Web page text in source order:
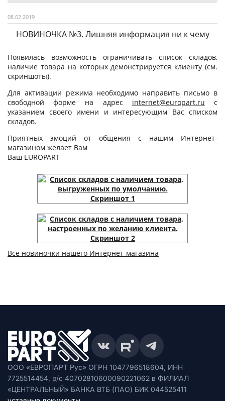
08.02.2019
НОВИНОЧКА №3. Лишняя информация ни к чему
Появилась возможность ограничивать список складов,
наличие товара на которых демонстрируется клиенту (см.
скриншоты).
Для активации режима необходимо направить письмо в
свободной форме на адрес internet@europart.ru с
указанием своего имени и интересующим Вас списком
складов.
Приятных эмоций от общения с нашим Интернет-
магазином желает Вам
Ваш EUROPART
Все новиночки нашего Интернет-магазина
ООО «ЕВРОПАРТ Рус» ОГРН 1047796518604, ИНН
7725514454, р/с 40702810600090221062 в ФИЛИАЛ
«ЦЕНТРАЛЬНЫЙ» БАНКА ВТБ (ПАО) БИК 044525411